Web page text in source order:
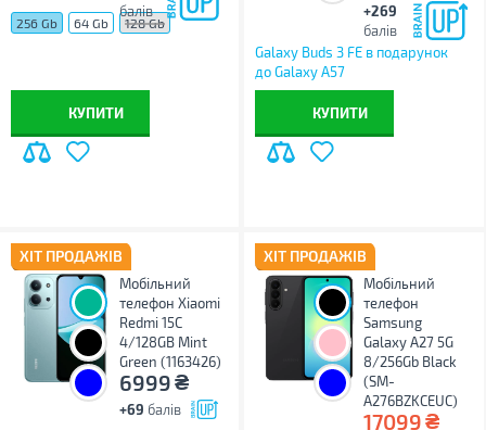
балів
256 Gb 64 Gb 128 Gb
КУПИТИ
+269
балів
Galaxy Buds 3 FE в подарунок
до Galaxy A57
КУПИТИ
ХІТ ПРОДАЖІВ
Мобільний
телефон Xiaomi
Redmi 15C
4/128GB Mint
Green (1163426)
6999₴
+69 балів
ХІТ ПРОДАЖІВ
Мобільний
телефон
Samsung
Galaxy A27 5G
8/256Gb Black
(SM-
A276BZKCEUC)
17099₴